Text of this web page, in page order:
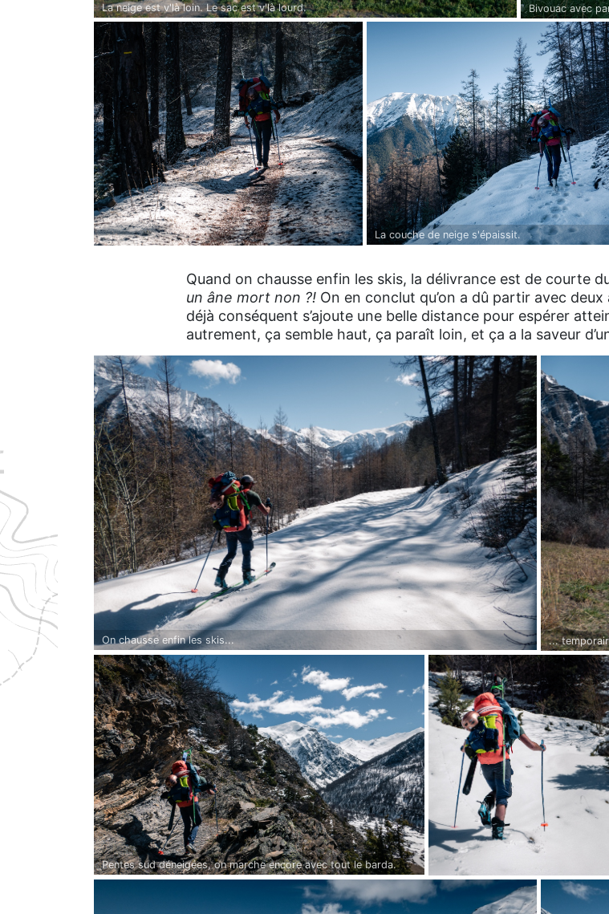
La neige est v'là loin. Le sac est v'là lourd.
Au moins les skis font étendoir pour sécher la combinaison sèche.
Bivouac avec
La couche de neige s'épaissit.
Quand on chausse enfin les skis, la délivrance est de courte
un âne mort non ?! On en conclut qu’on a dû partir avec
déjà conséquent s’ajoute une belle distance pour espérer
autrement, ça semble haut, ça paraît loin, et ça a la saveur
On chausse enfin les skis... ...
Pentes sud déneigées, on marche encore avec tout le barda.